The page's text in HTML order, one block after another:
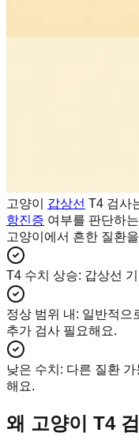
고양이 갑상선 T4 검사
항진증 여부를 판단하
고양이에서 흔한 질환
T4 수치 상승: 갑상선
정상 범위 내 : 일반적으
추가 검사 필요해요.
낮은 수치 : 다른 질환
해요.
왜 고양이 T4